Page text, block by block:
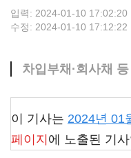
입력: 2024-01-10 17:02:20
수정: 2024-01-10 17:12:22
차입부채·회사채
이 기사는 2024년 01
페이지 에 노출된 기